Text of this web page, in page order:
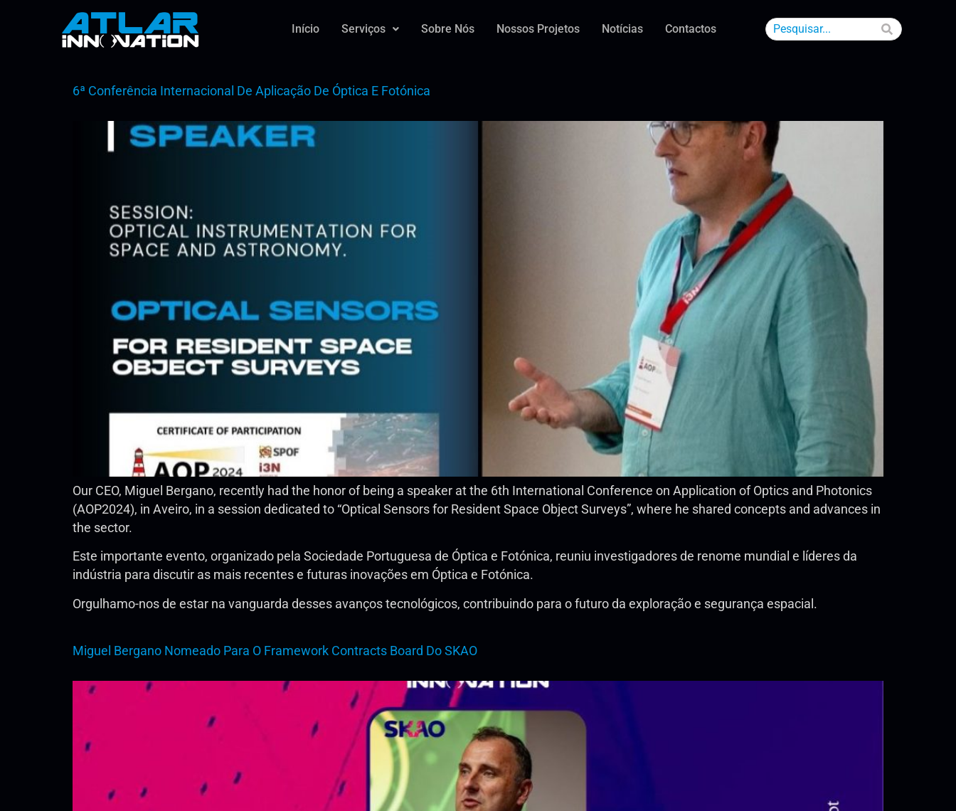
Início Serviços Sobre Nós Nossos Projetos Notícias Contactos
6ª Conferência Internacional De Aplicação De Óptica E Fotónica
Our CEO, Miguel Bergano, recently had the honor of being a speaker at the 6th International Conference on Application of Optics and Photonics
(AOP2024), in Aveiro, in a session dedicated to “Optical Sensors for Resident Space Object Surveys”, where he shared concepts and advances in
the sector.
Este importante evento, organizado pela Sociedade Portuguesa de Óptica e Fotónica, reuniu investigadores de renome mundial e líderes da
indústria para discutir as mais recentes e futuras inovações em Óptica e Fotónica.
Orgulhamo-nos de estar na vanguarda desses avanços tecnológicos, contribuindo para o futuro da exploração e segurança espacial.
Miguel Bergano Nomeado Para O Framework Contracts Board Do SKAO